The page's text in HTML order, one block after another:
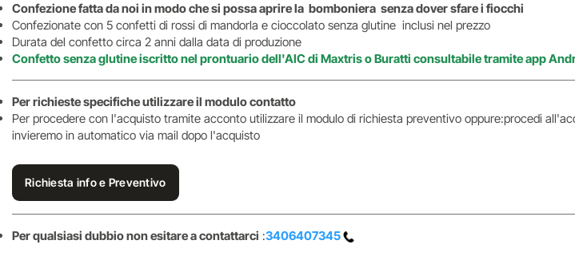
Confezione fatta da noi in modo che si possa aprire la bomboniera senza dover sfare i fiocchi
Confezionate con 5 confetti di rossi di mandorla e cioccolato senza glutine inclusi nel prezzo
Durata del confetto circa 2 anni dalla data di produzione
Confetto senza glutine iscritto nel prontuario dell'AIC di Maxtris o Buratti consultabile tramite app
Per richieste specifiche utilizzare il modulo contatto
Per procedere con l'acquisto tramite acconto utilizzare il modulo di richiesta preventivo oppure:procedi
invieremo in automatico via mail dopo l'acquisto
Richiesta info e Preventivo
Per qualsiasi dubbio non esitare a contattarci :3406407345